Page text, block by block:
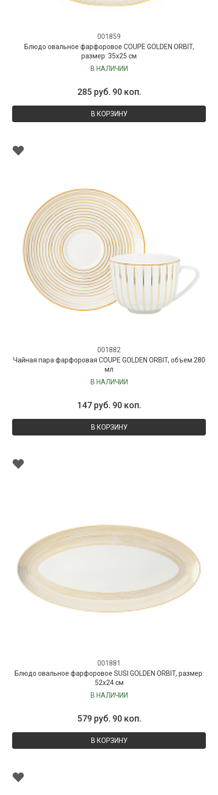
001859
Блюдо овальное фарфоровое COUPE GOLDEN ORBIT,
размер: 35х25 см
В НАЛИЧИИ
285 руб. 90 коп.
В КОРЗИНУ
001882
Чайная пара фарфоровая COUPE GOLDEN ORBIT, объем 280
мл
В НАЛИЧИИ
147 руб. 90 коп.
В КОРЗИНУ
001881
Блюдо овальное фарфоровое SUSI GOLDEN ORBIT, размер:
52х24 см
В НАЛИЧИИ
579 руб. 90 коп.
В КОРЗИНУ